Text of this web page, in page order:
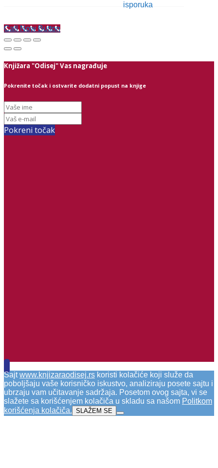
Call Now Button
Knjižara "Odisej" Vas nagrađuje
Pokrenite točak i ostvarite dodatni popust na knjige
Pokreni točak
Sajtwww.knjizaraodisej.rs koristi kolačiće koji služe da
poboljšaju vaše korisničko iskustvo, analiziraju posete sajtu i
ubrzaju vam učitavanje sadržaja. Posetom ovog sajta, vi se
slažete sa korišćenjem kolačiča u skladu sa našom Politkom
korišćenja kolačiča. SLAŽEM SE